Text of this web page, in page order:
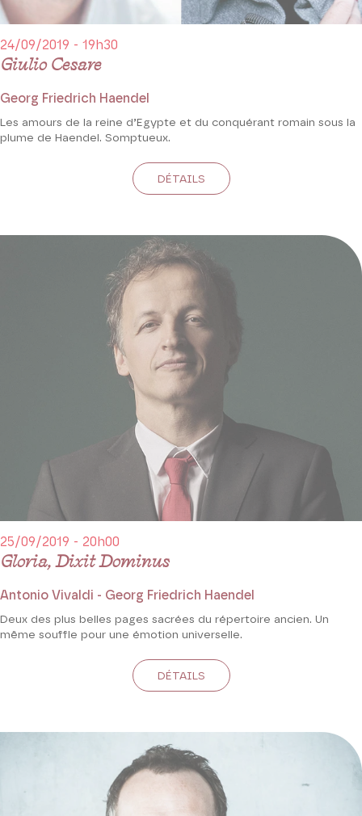
Giulio Cesare
24/09/2019 - 19h30
Georg Friedrich Haendel
Les amours de la reine d’Egypte et du conquérant romain sous la
plume de Haendel. Somptueux.
DÉTAILS
Gloria, Dixit Dominus
25/09/2019 - 20h00
Antonio Vivaldi - Georg Friedrich Haendel
Deux des plus belles pages sacrées du répertoire ancien. Un
même souffle pour une émotion universelle.
DÉTAILS